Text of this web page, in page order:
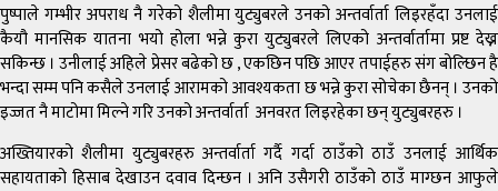
पुष्पाले गम्भीर अपराध नै गरेको शैलीमा युट्युबरले उनको अन्तर्वार्ता लिइरहँदा उनलाई
कैयौ मानसिक यातना भयो होला भन्ने कुरा युट्युबरले लिएको अन्तर्वार्तामा प्रष्ट देख्न
सकिन्छ । उनीलाई अहिले प्रेसर बढेको छ , एकछिन पछि आएर तपाईहरु संग बोल्छिन है
भन्दा सम्म पनि कसैले उनलाई आरामको आवश्यकता छ भन्ने कुरा सोचेका छैनन् । उनको
इज्जत नै माटोमा मिल्ने गरि उनको अन्तर्वार्ता अनवरत लिइरहेका छन् युट्युबरहरु ।
अख्तियारको शैलीमा युट्युबरहरु अन्तर्वार्ता गर्दै गर्दा ठाउँको ठाउँ उनलाई आर्थिक
सहायताको हिसाब देखाउन दवाव दिन्छन । अनि उसैगरी ठाउँको ठाउँ माग्छन आफुले